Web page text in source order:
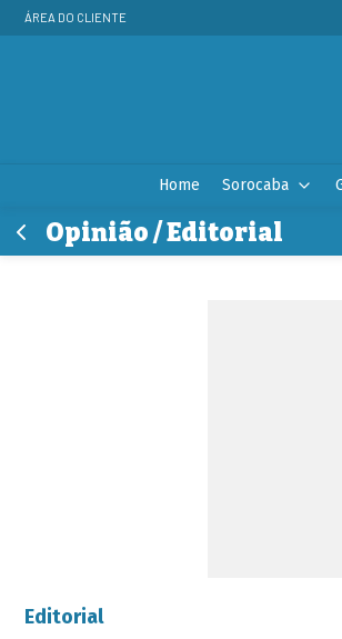
ÁREA DO CLIENTE
Home Sorocaba
Opinião / Editorial
Editorial